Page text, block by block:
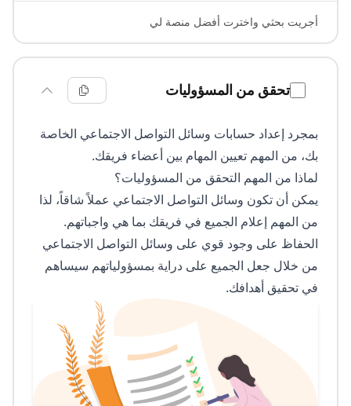
أجريت بحثي واخترت أفضل منصة لي
تحقق من المسؤوليات
بمجرد إعداد حسابات وسائل التواصل الاجتماعي الخاصة
بك، من المهم تعيين المهام بين أعضاء فريقك.
لماذا من المهم التحقق من المسؤوليات؟
يمكن أن تكون وسائل التواصل الاجتماعي عملاً شاقاً، لذا
من المهم إعلام الجميع في فريقك بما هي واجباتهم.
الحفاظ على وجود قوي على وسائل التواصل الاجتماعي
من خلال جعل الجميع على دراية بمسؤولياتهم سيساهم
في تحقيق أهدافك.